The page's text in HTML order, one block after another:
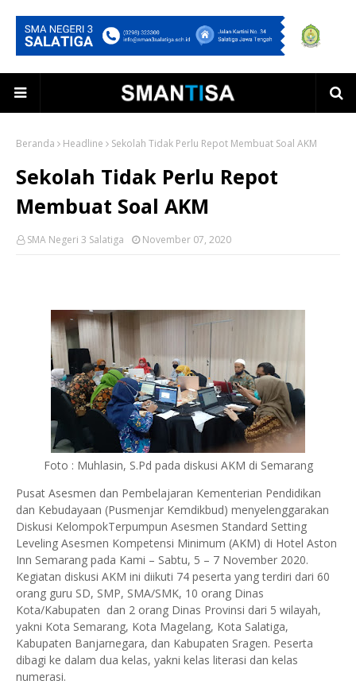
Beranda Headline Sekolah Tidak Perlu Repot Membuat Soal AKM
Sekolah Tidak Perlu Repot
Membuat Soal AKM
SMA Negeri 3 Salatiga November 07, 2020
Foto : Muhlasin, S.Pd pada diskusi AKM di Semarang
Pusat Asesmen dan Pembelajaran Kementerian Pendidikan
dan Kebudayaan (Pusmenjar Kemdikbud) menyelenggarakan
Diskusi KelompokTerpumpun Asesmen Standard Setting
Leveling Asesmen Kompetensi Minimum (AKM) di Hotel Aston
Inn Semarang pada Kami – Sabtu, 5 – 7 November 2020.
Kegiatan diskusi AKM ini diikuti 74 peserta yang terdiri dari 60
orang guru SD, SMP, SMA/SMK, 10 orang Dinas
Kota/Kabupaten dan 2 orang Dinas Provinsi dari 5 wilayah,
yakni Kota Semarang, Kota Magelang, Kota Salatiga,
Kabupaten Banjarnegara, dan Kabupaten Sragen. Peserta
dibagi ke dalam dua kelas, yakni kelas literasi dan kelas
numerasi.